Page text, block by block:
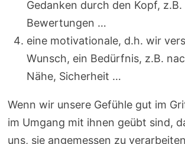
Gedanken durch den Kopf,
Bewertungen …
eine motivationale, d.h. wir
Wunsch, ein Bedürfnis, z.B.
Nähe, Sicherheit …
Wenn wir unsere Gefühle gut im
im Umgang mit ihnen geübt sind,
uns, sie angemessen zu